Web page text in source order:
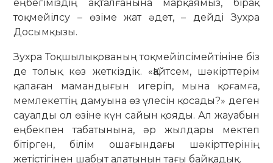
еңбегіміздің ақталғанына марқаямыз, бірақ
тоқмейілсу – өзіме жат әдет, – дейді Зухра
Досымқызы.
Зухра Тоқшылықованың тоқмейілсімейтініне біз
де толық көз жеткіздік. «Қайтсем, шәкірттерім
қалаған мамандығын игеріп, мына қоғамға,
мемлекеттің дамуына өз үлесін қосады?» деген
сауалды ол өзіне күн сайын қояды. Ал жауабын
еңбекпен табатынына, әр жылдары мектеп
бітірген, білім ошағындағы шәкірттерінің
жетістігінен шабыт алатынын тағы байқадық.